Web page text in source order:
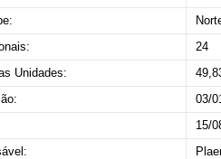
24
Unidades:
03/
15/